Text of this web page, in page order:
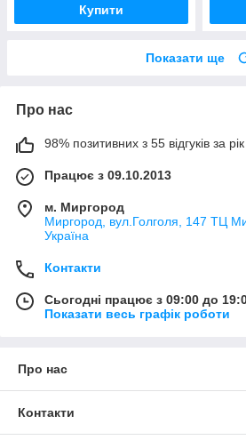
Купити
Показати ще
Про нас
98% позитивних з 55 відгуків за рік
Працює з 09.10.2013
м. Миргород
Миргород, вул.Голголя, 147 ТЦ
Україна
Контакти
Сьогодні працює з 09:00 до
Показати весь графік роботи
Про нас
Контакти